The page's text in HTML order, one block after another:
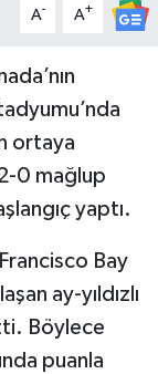
A- A+
ortaya
0 mağlup
yaptı.
Francisco Bay
ay-yıldızlı
Böylece
puanla